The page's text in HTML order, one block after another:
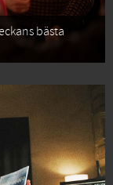
bästa